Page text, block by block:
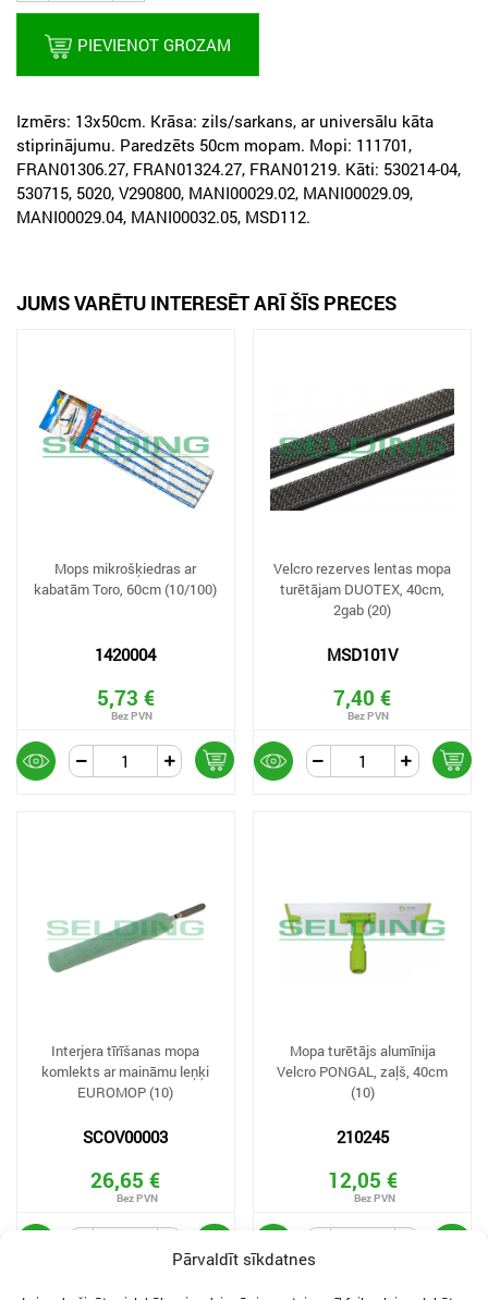
Pārvaldīt sīkdatnes
PIEVIENOT GROZAM
Izmērs: 13x50cm. Krāsa: zils/sarkans, ar universālu kāta
stiprinājumu. Paredzēts 50cm mopam. Mopi: 111701,
FRAN01306.27, FRAN01324.27, FRAN01219. Kāti: 530214-04,
530715, 5020, V290800, MANI00029.02, MANI00029.09,
MANI00029.04, MANI00032.05, MSD112.
JUMS VARĒTU INTERESĒT ARĪ ŠĪS PRECES
Mops mikrošķiedras ar
kabatām Toro, 60cm (10/100)
1420004
5,73 €
Velcro rezerves lentas mopa
turētājam DUOTEX, 40cm,
2gab (20)
MSD101V
7,40 €
Interjera tīrīšanas mopa
komlekts ar maināmu leņķi
EUROMOP (10)
SCOV00003
26,65 €
Mopa turētājs alumīnija
Velcro PONGAL, zaļš, 40cm
(10)
210245
12,05 €